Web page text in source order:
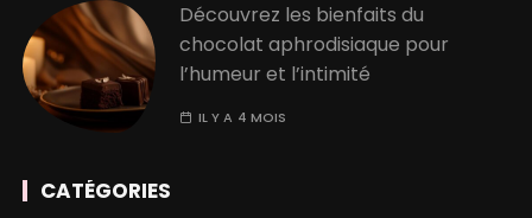
Découvrez les bienfaits du
chocolat aphrodisiaque pour
l’humeur et l’intimité
IL Y A 4 MOIS
CATÉGORIES